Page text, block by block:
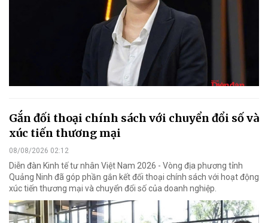
Gắn đối thoại chính sách với chuyển đổi số và
xúc tiến thương mại
08/08/2026 02:12
Diễn đàn Kinh tế tư nhân Việt Nam 2026 - Vòng địa phương tỉnh
Quảng Ninh đã góp phần gắn kết đối thoại chính sách với hoạt động
xúc tiến thương mại và chuyển đổi số của doanh nghiệp.